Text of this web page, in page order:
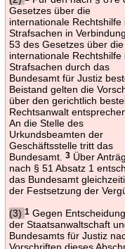
Gesetzes über die
internationale Rechtshilfe
Strafsachen in
53 des Gesetzes über die
internationale Rechtshilfe
Strafsachen durch das
Bundesamt für Justiz
Beistand gelten die
über den gerichtlich
Rechtsanwalt
An die Stelle des
Urkundsbeamten der
Geschäftsstelle tritt das
Bundesamt.
3Über
nach § 51 Absatz 1
das Bundesamt
der Festsetzung der
(3) 1Gegen
der Staatsanwaltschaft
Bundesamts für Justiz
Vorschriften dieses